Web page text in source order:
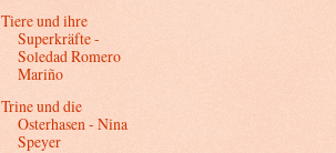
Tiere und ihre
Superkräfte -
Soledad Romero
Mariño
Trine und die
Osterhasen - Nina
Speyer